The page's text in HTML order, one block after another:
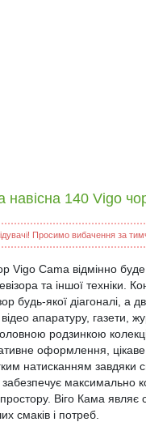
навісна 140 Vigo
Просимо вибачення за
Vigo Cama відмінно
та іншої техніки.
будь-якої діагоналі,
апаратуру, газети,
родзинкою
оформлення,
натисканням завдяки
максимально
і простору. Віго Кама
смаків і потреб.